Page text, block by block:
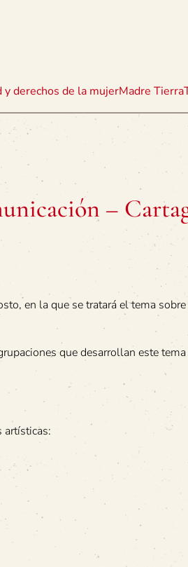
y derechos de la mujerMadre Tierra
–
en la que se tratará el tema
que desarrollan este
artísticas: